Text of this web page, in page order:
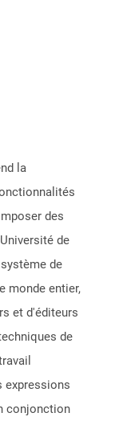
la
des
de
de
monde entier,
et d'éditeurs
de
expressions
conjonction